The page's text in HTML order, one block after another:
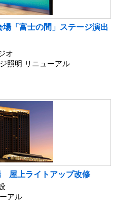
「富士の間」ステージ演出
オ
照明 リニューアル
屋上ライトアップ改修
アル